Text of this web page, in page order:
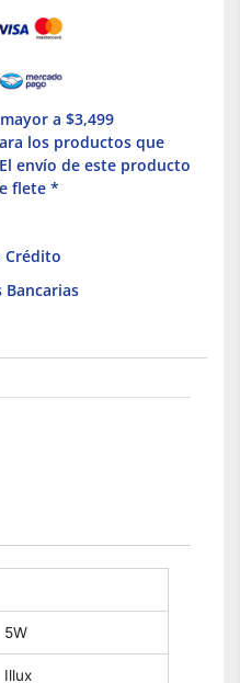
a $3,499
los productos que
envío de este producto
flete *
Crédito
5W
Illux